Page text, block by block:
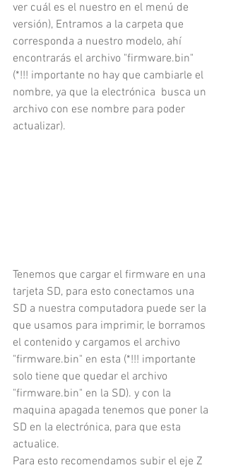
ver cuál es el nuestro en el menú de
versión), Entramos a la carpeta que
corresponda a nuestro modelo, ahí
encontrarás el archivo "firmware.bin"
(*!!! importante no hay que cambiarle el
nombre, ya que la electrónica  busca un
archivo con ese nombre para poder
actualizar).
Tenemos que cargar el firmware en una
tarjeta SD, para esto conectamos una
SD a nuestra computadora puede ser la
que usamos para imprimir, le borramos
el contenido y cargamos el archivo
"firmware.bin" en esta (*!!! importante
solo tiene que quedar el archivo
"firmware.bin" en la SD). y con la
maquina apagada tenemos que poner la
SD en la electrónica, para que esta
actualice.
Para esto recomendamos subir el eje Z